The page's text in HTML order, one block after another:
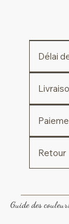
Délai
Retour
Guide des